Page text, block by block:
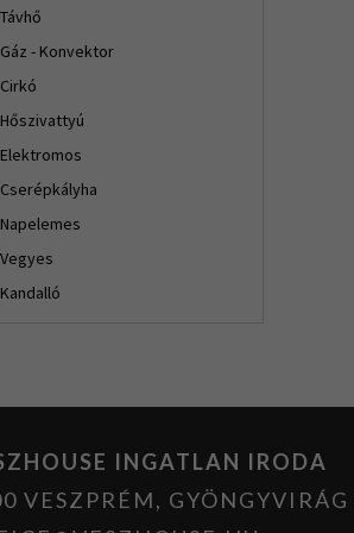
Távhő
Gáz - Konvektor
Cirkó
Hőszivattyú
Elektromos
Cserépkályha
Napelemes
Vegyes
Kandalló
INGATLAN IRODA
VESZPRÉM,